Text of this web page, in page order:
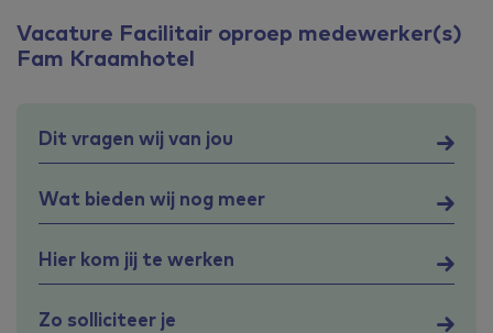
Vacature Facilitair oproep medewerker(s)
Fam Kraamhotel
Dit vragen wij van jou
Wat bieden wij nog meer
Hier kom jij te werken
Zo solliciteer je